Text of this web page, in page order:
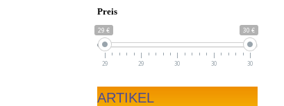
Preis
29 € 30 €
29 29 30 30 30
ARTIKEL